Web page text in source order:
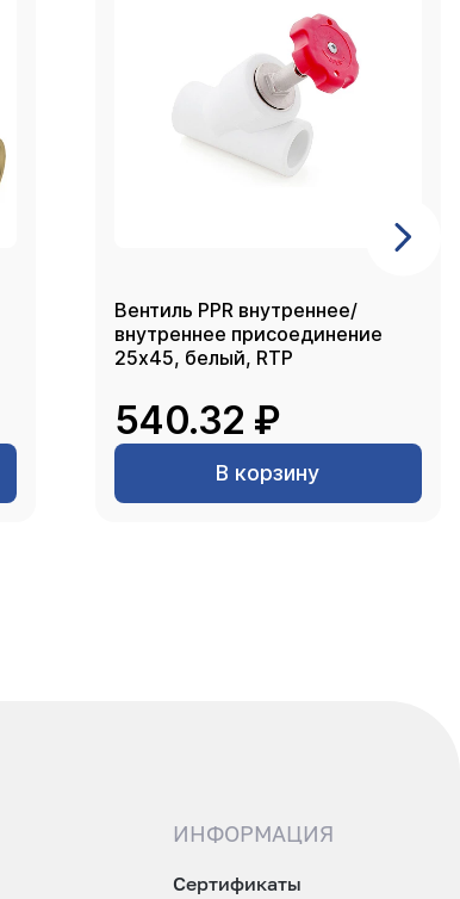
Вентиль PPR внутреннее/
внутреннее присоединение
25х45, белый, RTP
540.32 ₽
В корзину
ИНФОРМАЦИЯ
Сертификаты